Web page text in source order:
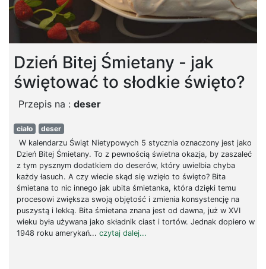
Dzień Bitej Śmietany - jak
świętować to słodkie święto?
Przepis na : deser
ciało
deser
W kalendarzu Świąt Nietypowych 5 stycznia oznaczony jest jako
Dzień Bitej Śmietany. To z pewnością świetna okazja, by zaszaleć
z tym pysznym dodatkiem do deserów, który uwielbia chyba
każdy łasuch. A czy wiecie skąd się wzięło to święto? Bita
śmietana to nic innego jak ubita śmietanka, która dzięki temu
procesowi zwiększa swoją objętość i zmienia konsystencję na
puszystą i lekką. Bita śmietana znana jest od dawna, już w XVI
wieku była używana jako składnik ciast i tortów. Jednak dopiero w
1948 roku amerykań... czytaj dalej...